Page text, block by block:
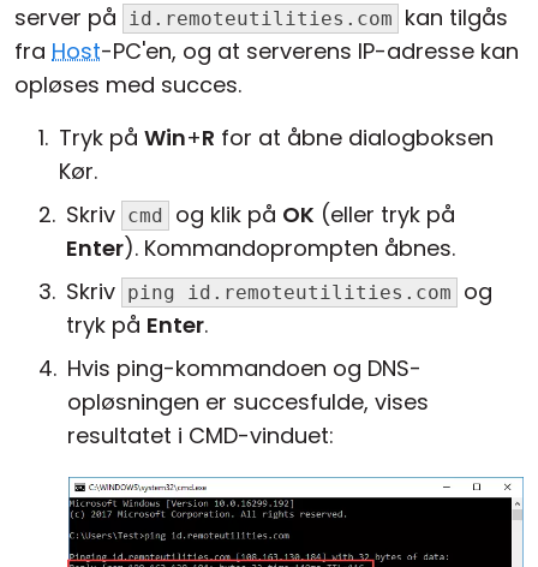
server på
id.remoteutilities.com
kan tilgås
fra Host-PC'en, og at serverens IP-adresse kan
opløses med succes.
Tryk på Win+R for at åbne dialogboksen
Kør.
Skriv cmd og klik på OK (eller tryk på
Enter). Kommandoprompten åbnes.
Skriv ping id.remoteutilities.com
og
tryk på Enter.
Hvis ping-kommandoen og DNS-
opløsningen er succesfulde, vises
resultatet i CMD-vinduet: